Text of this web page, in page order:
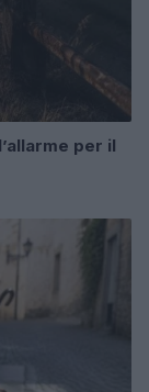
per il